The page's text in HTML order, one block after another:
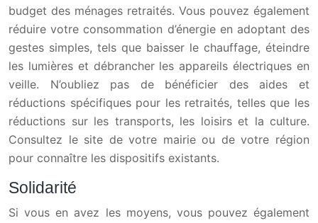
budget des ménages retraités. Vous pouvez également
réduire votre consommation d’énergie en adoptant des
gestes simples, tels que baisser le chauffage, éteindre
les lumières et débrancher les appareils électriques en
veille. N’oubliez pas de bénéficier des aides et
réductions spécifiques pour les retraités, telles que les
réductions sur les transports, les loisirs et la culture.
Consultez le site de votre mairie ou de votre région
pour connaître les dispositifs existants.
Solidarité
Si vous en avez les moyens, vous pouvez également